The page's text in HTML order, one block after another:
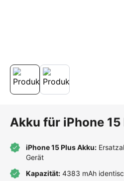
Akku für iPhone
iPhone 15 Plus Akku:
Gerät
Kapazität: 4383 mAh